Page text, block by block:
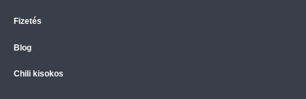
Fizetés
Blog
Chili kisokos